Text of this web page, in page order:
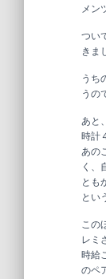
メン
つい
きま
うち
うの
あと
時計
あの
く、
とも
とい
この
レミ
時給
のペ